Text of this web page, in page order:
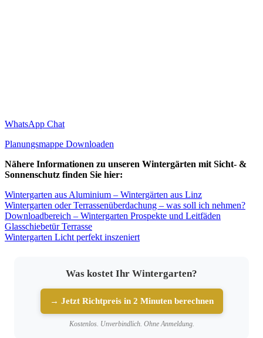
WhatsApp Chat
Planungsmappe Downloaden
Nähere Informationen zu unseren Wintergärten mit Sicht- &
Sonnenschutz finden Sie hier:
Wintergarten aus Aluminium – Wintergärten aus Linz
Wintergarten oder Terrassenüberdachung – was soll ich nehmen?
Downloadbereich – Wintergarten Prospekte und Leitfäden
Glasschiebetür Terrasse
Wintergarten Licht perfekt inszeniert
Was kostet Ihr Wintergarten?
→ Jetzt Richtpreis in 2 Minuten berechnen
Kostenlos. Unverbindlich. Ohne Anmeldung.